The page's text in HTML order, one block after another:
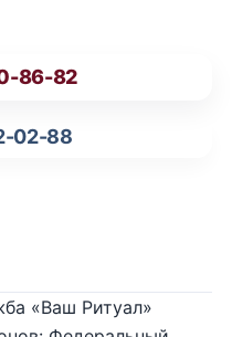
86-82
02-88
«Ваш Ритуал»